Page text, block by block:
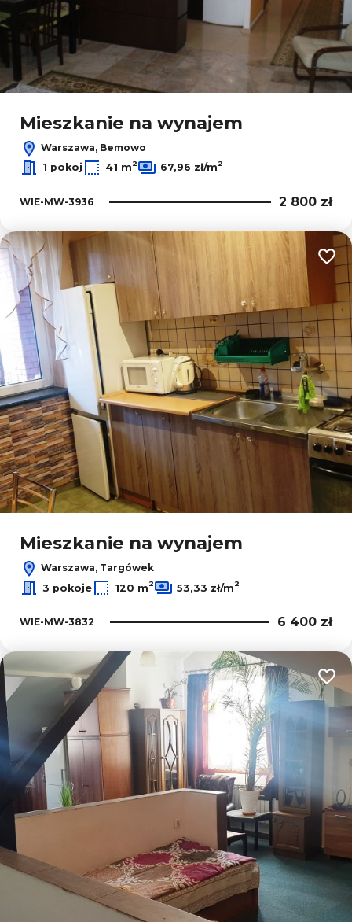
Mieszkanie na wynajem
Warszawa, Bemowo
1 pokoj
41 m2 67,96 zł/m2
WIE-MW-3936 2 800 zł
Mieszkanie na wynajem
Warszawa, Targówek
3 pokoje
120 m2 53,33 zł/m2
WIE-MW-3832 6 400 zł